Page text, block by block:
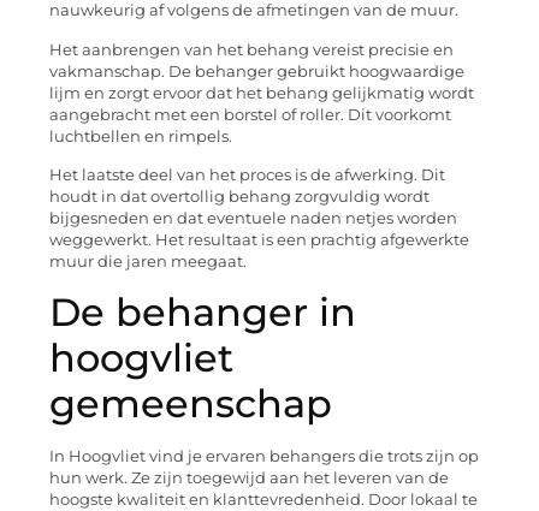
nauwkeurig af volgens de afmetingen van de muur.
Het aanbrengen van het behang vereist precisie en
vakmanschap. De behanger gebruikt hoogwaardige
lijm en zorgt ervoor dat het behang gelijkmatig wordt
aangebracht met een borstel of roller. Dit voorkomt
luchtbellen en rimpels.
Het laatste deel van het proces is de afwerking. Dit
houdt in dat overtollig behang zorgvuldig wordt
bijgesneden en dat eventuele naden netjes worden
weggewerkt. Het resultaat is een prachtig afgewerkte
muur die jaren meegaat.
De behanger in
hoogvliet
gemeenschap
In Hoogvliet vind je ervaren behangers die trots zijn op
hun werk. Ze zijn toegewijd aan het leveren van de
hoogste kwaliteit en klanttevredenheid. Door lokaal te